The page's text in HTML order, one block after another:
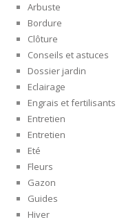
Arbuste
Bordure
Clôture
Conseils et astuces
Dossier jardin
Eclairage
Engrais et fertilisants
Entretien
Entretien
Eté
Fleurs
Gazon
Guides
Hiver